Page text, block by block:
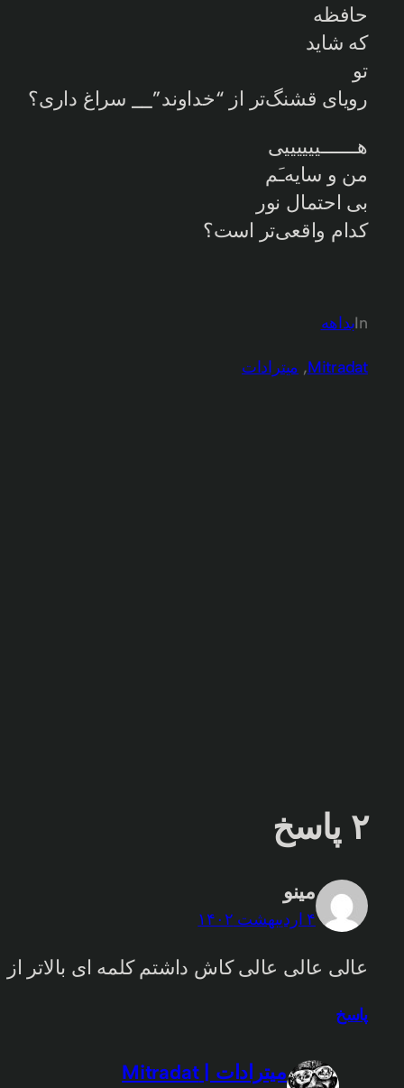
حافظه
که شاید
تو
رویای قشنگ‌تر از “خداوند”__ سراغ داری؟
هـــــــییییییی
من و سایه‌ـَم
بی احتمال نور
کدام واقعی‌تر است؟
Inبداهه
Mitradat
, میترادات
۲ پاسخ
مینو
۴ اردیبهشت ۱۴۰۲
عالی عالی عالی کاش داشتم کلمه ای بالاتر
پاسخ
میترادات | Mitradat